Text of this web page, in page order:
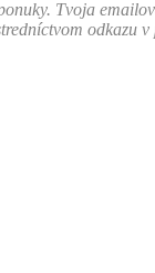
Tvo­ja
odkazu